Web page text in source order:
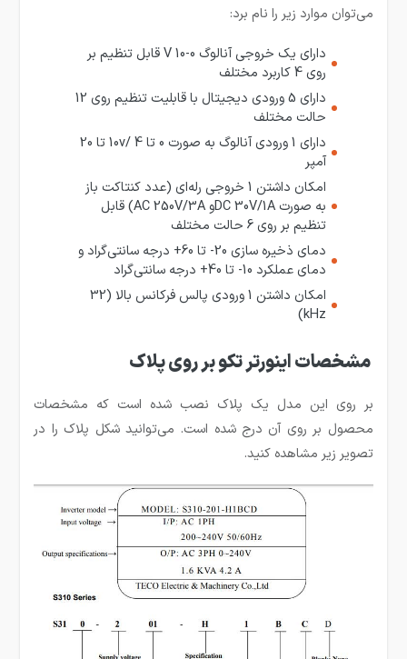
می‌توان موارد زیر را نام برد:
دارای یک خروجی آنالوگ 0-10 V قابل تنظیم بر
روی 4 کاربرد مختلف
دارای 5 ورودی دیجیتال با قابلیت تنظیم روی 12
حالت مختلف
دارای 1 ورودی آنالوگ به صورت 0 تا 10v/ 4 تا 20
آمپر
امکان داشتن 1 خروجی رله‌ای (عدد کنتاکت باز
به صورت DC 30V/1Aو AC 250V/3A) قابل
تنظیم بر روی 6 حالت مختلف
دمای ذخیره سازی 20- تا 60+ درجه سانتی‌گراد و
دمای عملکرد 10- تا 40+ درجه سانتی‌گراد
امکان داشتن 1 ورودی پالس فرکانس بالا (32
kHz)
مشخصات اینورتر تکو بر روی پلاک
بر روی این مدل یک پلاک نصب شده است که مشخصات
محصول بر روی آن درج شده است. می‌توانید شکل پلاک را در
تصویر زیر مشاهده کنید.